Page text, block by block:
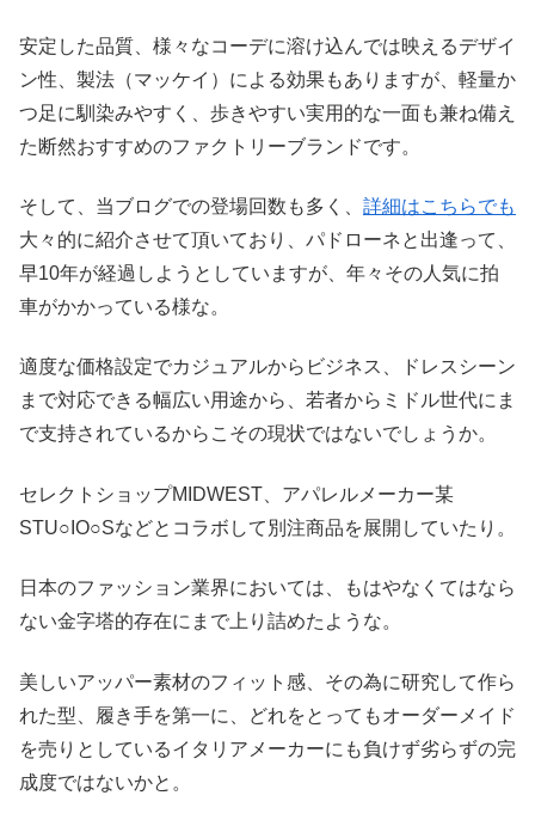
安定した品質、様々なコーデに溶け込んでは映えるデザイ
ン性、製法（マッケイ）による効果もありますが、軽量か
つ足に馴染みやすく、歩きやすい実用的な一面も兼ね備え
た断然おすすめのファクトリーブランドです。
そして、当ブログでの登場回数も多く、 詳細はこちらでも
大々的に紹介させて頂いており、パドローネと出逢って、
早10年が経過しようとしていますが、年々その人気に拍
車がかかっている様な。
適度な価格設定でカジュアルからビジネス、ドレスシーン
まで対応できる幅広い用途から、若者からミドル世代にま
で支持されているからこその現状ではないでしょうか。
セレクトショップMIDWEST、アパレルメーカー某
STU○IO○Sなどとコラボして別注商品を展開していたり。
日本のファッション業界においては、もはやなくてはなら
ない金字塔的存在にまで上り詰めたような。
美しいアッパー素材のフィット感、その為に研究して作ら
れた型、履き手を第一に、どれをとってもオーダーメイド
を売りとしているイタリアメーカーにも負けず劣らずの完
成度ではないかと。